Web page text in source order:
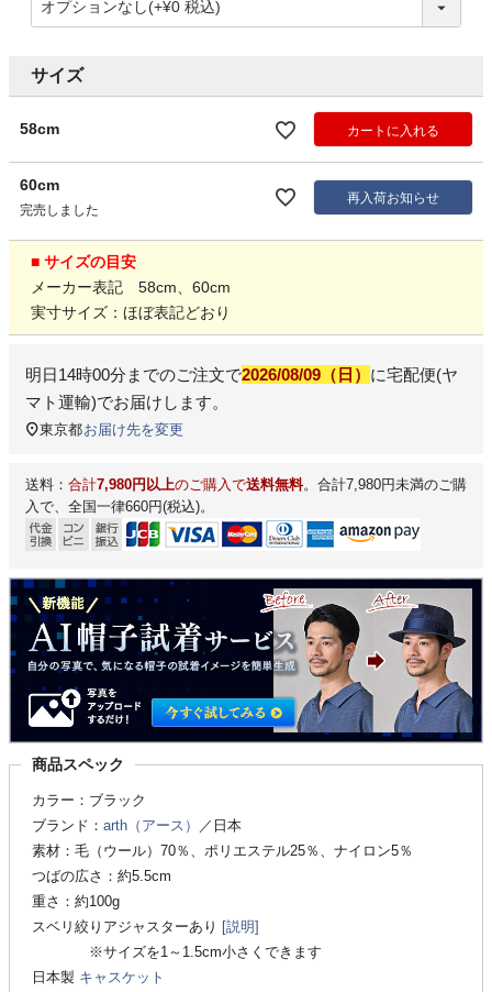
サイズ
58cm カートに入れる
60cm
完売しました
再入荷お知らせ
■ サイズの目安
メーカー表記 58cm、60cm
実寸サイズ：ほぼ表記どおり
明日14時00分 までのご注文で2026/08/09（日） に宅配便(ヤ
マト運輸)でお届けします。
東京都お届け先を変更
送料： 合計7,980円以上のご購入で送料無料。合計7,980円未満のご購
入で、全国一律660円(税込)。
商品スペック
カラー：ブラック
ブランド： arth（アース）
／日本
素材：毛（ウール）70％、ポリエステル25％、ナイロン5％
つばの広さ：約5.5cm
重さ：約100g
スベリ絞りアジャスターあり [説明]
※サイズを1～1.5cm小さくできます
日本製 キャスケット